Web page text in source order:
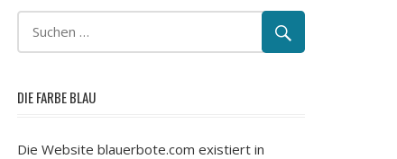
DIE FARBE BLAU
Die Website blauerbote.com existiert in